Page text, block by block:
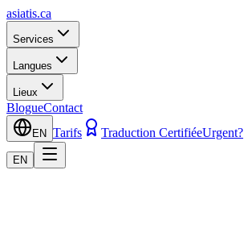
asiatis.ca
Services
Langues
Lieux
BlogueContact
EN Tarifs Traduction CertifiéeUrgent?
EN